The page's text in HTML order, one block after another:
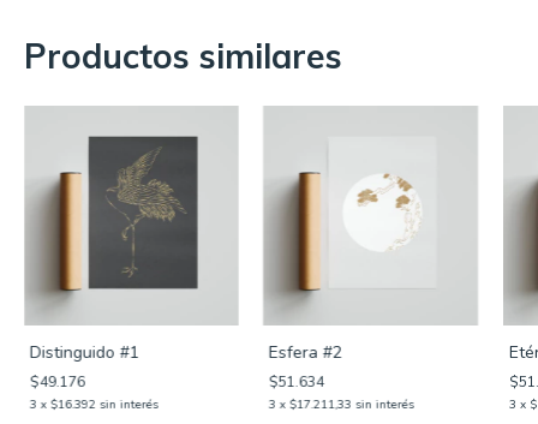
Productos similares
Distinguido #1
$49.176
3 x $16.392 sin interés
Esfera #2
$51.634
3 x$17.211,33 sin interés 3 x